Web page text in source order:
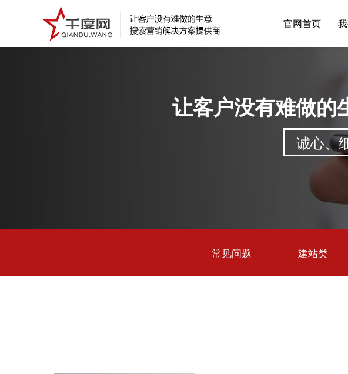
官网首页
让客户没有难做的
诚心、
常见问题 建站类